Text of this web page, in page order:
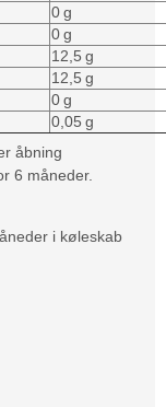
0 g
0 g
12,5 g
12,5 g
0 g
0,05 g
åbning
6 måneder.
i køleskab